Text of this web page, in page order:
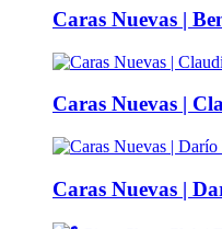
Caras Nuevas |
Caras Nuevas |
Caras Nuevas |